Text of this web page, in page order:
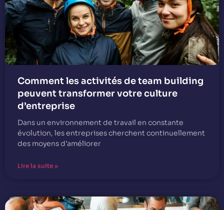
Comment les activités de team building
peuvent transformer votre culture
d’entreprise
Dans un environnement de travail en constante
évolution, les entreprises cherchent continuellement
des moyens d’améliorer
Lire la suite »